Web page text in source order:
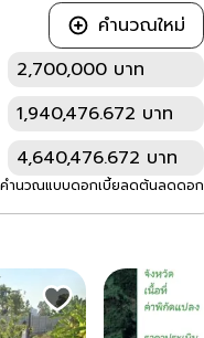
คำนวณใหม่
2,700,000 บาท
1,940,476.672 บาท
4,640,476.672 บาท
ำนวณแบบดอกเบี้ยลดต้นลดดอก